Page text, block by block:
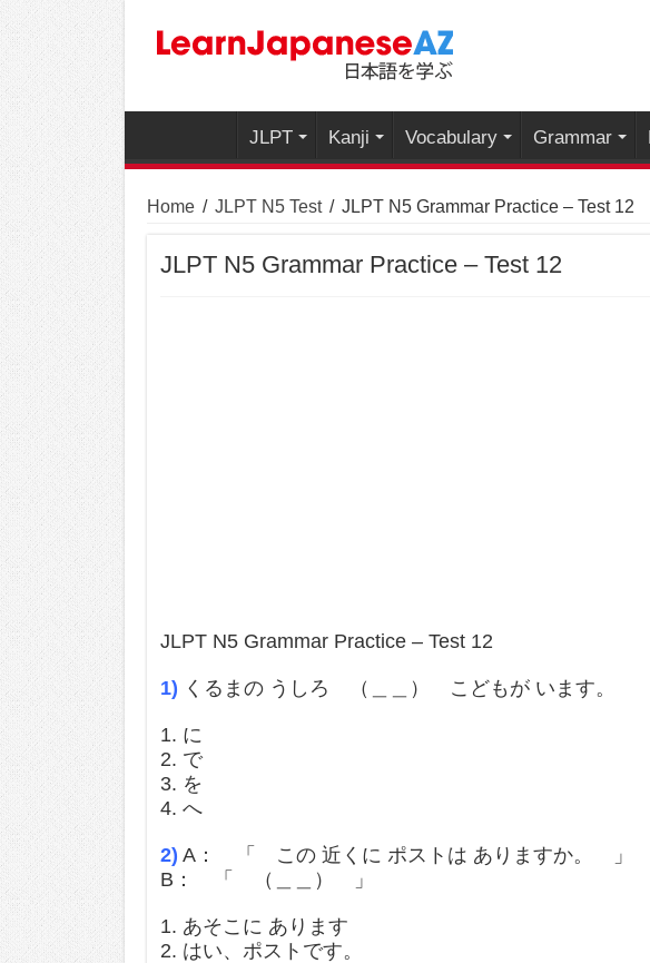
JLPT Kanji Vocabulary Grammar
Home / JLPT N5 Test / JLPT N5 Grammar Practice – Test 12
JLPT N5 Grammar Practice – Test 12
JLPT N5 Grammar Practice – Test 12
1) くるまの うしろ （＿＿） こどもが います。
1. に
2. で
3. を
4. へ
2) A： 「 この 近くに ポストは ありますか。 」
B： 「 （＿＿） 」
1. あそこに あります
2. はい、ポストです。